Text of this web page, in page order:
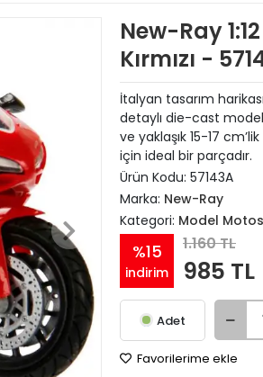
New-Ray
Kırmızı -
İtalyan tasarım
detaylı die-cast
ve yaklaşık 15-17
için ideal bir parçadır.
Ürün Kodu: 57143A
Marka: New-Ray
Kategori: Model
%15
indirim
1.160 TL
985 TL
Adet
Favorilerime ekle